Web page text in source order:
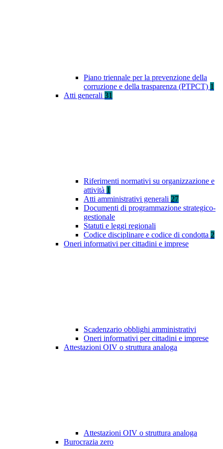
Piano triennale per la prevenzione della
corruzione e della trasparenza (PTPCT) 1
Atti generali 31
Riferimenti normativi su organizzazione e
attività 1
Atti amministrativi generali 27
Documenti di programmazione strategico-
gestionale
Statuti e leggi regionali
Codice disciplinare e codice di condotta 2
Oneri informativi per cittadini e imprese
Scadenzario obblighi amministrativi
Oneri informativi per cittadini e imprese
Attestazioni OIV o struttura analoga
Attestazioni OIV o struttura analoga
Burocrazia zero